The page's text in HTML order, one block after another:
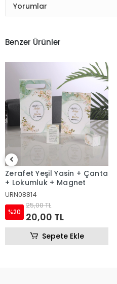
Yorumlar
Benzer Ürünler
Zerafet Yeşil OPP + Yasin +
Magnet + Tesbih
Yasin Evi
URN08813
%17
30,00 TL
25,00 TL
Sepete Ekle